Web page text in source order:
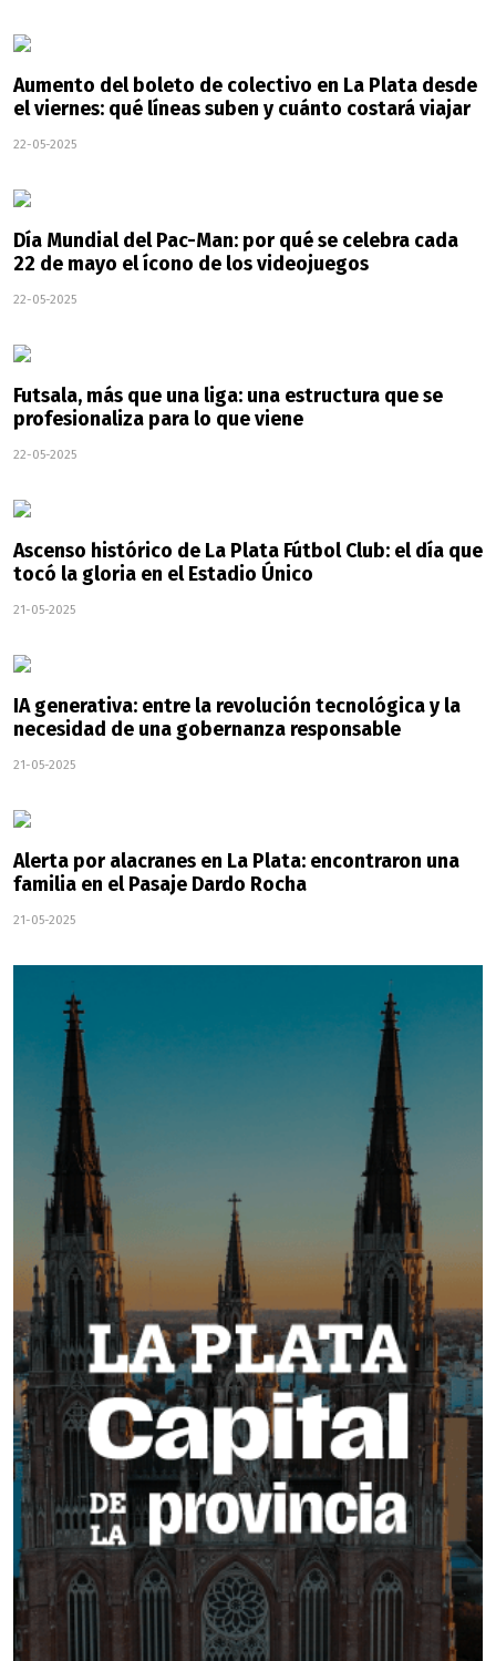
Aumento del boleto de colectivo en La Plata desde
el viernes: qué líneas suben y cuánto costará viajar
22-05-2025
Día Mundial del Pac-Man: por qué se celebra cada
22 de mayo el ícono de los videojuegos
22-05-2025
Futsala, más que una liga: una estructura que se
profesionaliza para lo que viene
22-05-2025
Ascenso histórico de La Plata Fútbol Club: el día que
tocó la gloria en el Estadio Único
21-05-2025
IA generativa: entre la revolución tecnológica y la
necesidad de una gobernanza responsable
21-05-2025
Alerta por alacranes en La Plata: encontraron una
familia en el Pasaje Dardo Rocha
21-05-2025